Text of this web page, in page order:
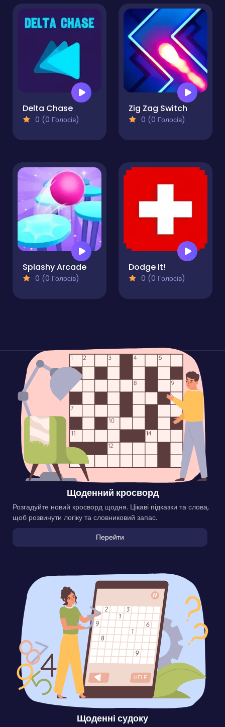
Delta Chase
0 (0 Голосів)
Zig Zag Switch
0 (0 Голосів)
Splashy Arcade
0 (0 Голосів)
Dodge it!
0 (0 Голосів)
Щоденний кросворд
Розгадуйте новий кросворд щодня. Цікаві підказки та слова,
щоб розвинути логіку та словниковий запас.
Перейти
Щоденні судоку